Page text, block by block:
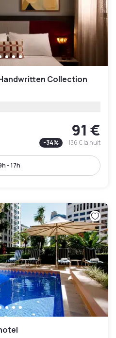
Collection
91 €
-34% 136 €la nuit
- 17h